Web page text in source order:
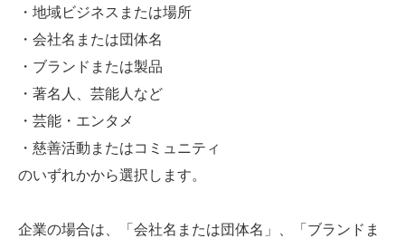
・地域ビジネスまたは場所
・会社名または団体名
・ブランドまたは製品
・著名人、芸能人など
・芸能・エンタメ
・慈善活動またはコミュニティ
のいずれかから選択します。
企業の場合は、「会社名または団体名」、「ブランドま